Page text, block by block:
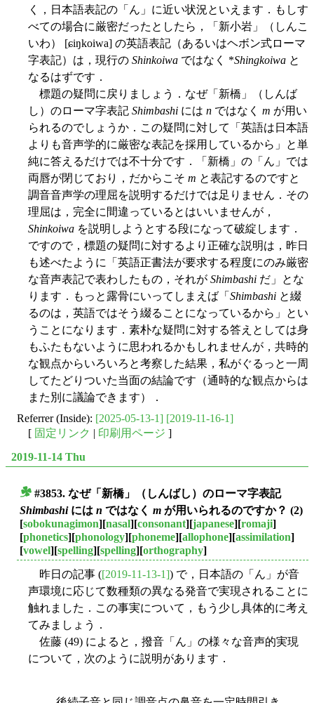
く，日本語表記の「ん」に近い状況といえます．もしす
べての場合に厳密だったとしたら，「新小岩」（しんこ
いわ） [ɕiŋkoiwa] の英語表記（あるいはヘボン式ローマ
字表記）は，現行の Shinkoiwa ではなく *Shingkoiwa と
なるはずです．
標題の疑問に戻りましょう．なぜ「新橋」（しんば
し）のローマ字表記 Shimbashi には n ではなく m が用い
られるのでしょうか．この疑問に対して「英語は日本語
よりも音声学的に厳密な表記を採用しているから」と単
純に答えるだけでは不十分です．「新橋」の「ん」では
両唇が閉じており，だからこそ m と表記するのですと
調音音声学の理屈を説明するだけでは足りません．その
理屈は，完全に間違っているとはいいませんが，
Shinkoiwa を説明しようとする段になって破綻します．
ですので，標題の疑問に対するより正確な説明は，昨日
も述べたように「英語正書法が要求する程度にのみ厳密
な音声表記で表わしたもの，それが Shimbashi だ」とな
ります．もっと露骨にいってしまえば「 Shimbashi と綴
るのは，英語ではそう綴ることになっているから」とい
うことになります．素朴な疑問に対する答えとしては身
もふたもないように思われるかもしれませんが，共時的
な観点からいろいろと考察した結果，私がぐるっと一周
してたどりついた当面の結論です（通時的な観点からは
また別に議論できます）．
Referrer (Inside): [2025-05-13-1] [2019-11-16-1]
[ 固定リンク | 印刷用ページ ]
2019-11-14 Thu
#3853. なぜ「新橋」（しんばし）のローマ字表記
Shimbashiには n ではなく m が用いられるのですか？ (2)
[sobokunagimon][nasal][consonant][japanese][romaji]
[phonetics][phonology][phoneme][allophone][assimilation]
[vowel][spelling][spelling][orthography]
昨日の記事 ([2019-11-13-1]) で，日本語の「ん」が音
声環境に応じて数種類の異なる発音で実現されることに
触れました．この事実について，もう少し具体的に考え
てみましょう．
佐藤 (49) によると，撥音「ん」の様々な音声的実現
について，次のように説明があります．